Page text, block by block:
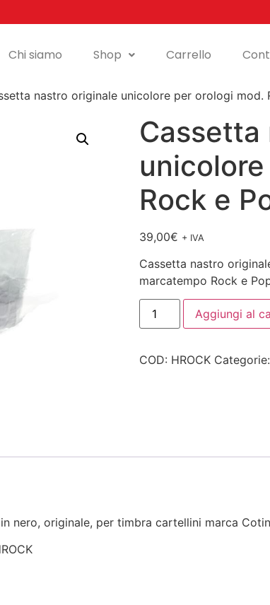
Chi siamo Shop Carrello
nastro originale unicolore per orologi mod.
Cassetta
Rock e
39,00€ + IVA
Cassetta nastro
marcatempo Rock e
Aggiungi al
COD: HROCK Categorie:
nero, originale, per timbra cartellini marca